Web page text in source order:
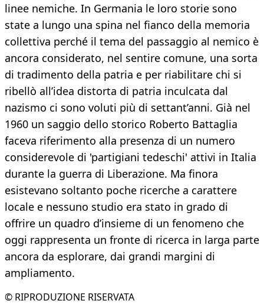
linee nemiche. In Germania le loro storie sono
state a lungo una spina nel fianco della memoria
collettiva perché il tema del passaggio al nemico è
ancora considerato, nel sentire comune, una sorta
di tradimento della patria e per riabilitare chi si
ribellò all’idea distorta di patria inculcata dal
nazismo ci sono voluti più di settant’anni. Già nel
1960 un saggio dello storico Roberto Battaglia
faceva riferimento alla presenza di un numero
considerevole di 'partigiani tedeschi' attivi in Italia
durante la guerra di Liberazione. Ma finora
esistevano soltanto poche ricerche a carattere
locale e nessuno studio era stato in grado di
offrire un quadro d’insieme di un fenomeno che
oggi rappresenta un fronte di ricerca in larga parte
ancora da esplorare, dai grandi margini di
ampliamento.
© RIPRODUZIONE RISERVATA